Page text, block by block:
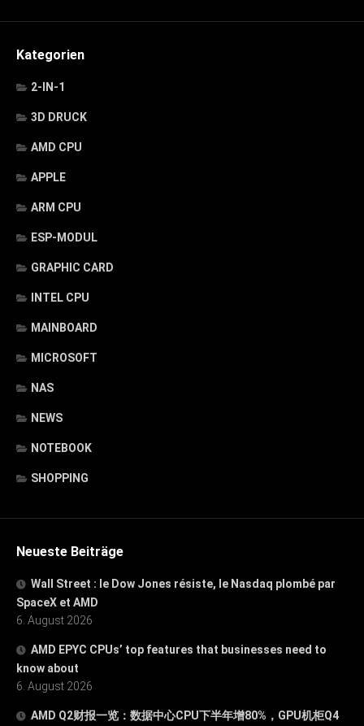
Kategorien
2-IN-1
3D DRUCK
AMD CPU
APPLE
ARM CPU
ESP-MODUL
GRAPHIC CARD
INTEL CPU
MAINBOARD
MICROSOFT
NAS
NEWS
NOTEBOOK
SHOPPING
Neueste Beiträge
Wall Street : le Dow Jones résiste, le Nasdaq plombé par
SpaceX et AMD
6. August 2026
AMD EPYC CPUs’ top features that businesses need to
know about
6. August 2026
AMD Q2财报一览：数据中心CPU下半年增80%，GPU机柜Q4